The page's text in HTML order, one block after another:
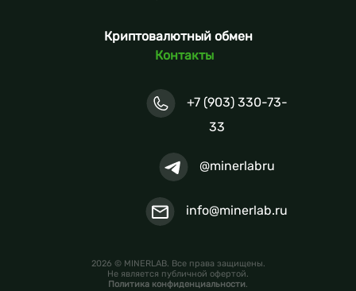
Криптовалютный обмен
Контакты
+7 (903) 330-73-
33
@minerlabru
info@minerlab.ru
2026 © MINERLAB. Все права защищены.
Не является публичной офертой.
Политика конфиденциальности.